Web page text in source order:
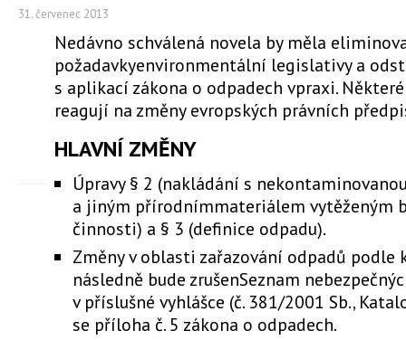
31. červenec 2013
Nedávno schválená novela by měla
požadavkyenvironmentální legislativy a
s aplikací zákona o odpadech vpraxi.
reagují na změny evropských právních
HLAVNÍ ZMĚNY
Úpravy § 2 (nakládání s
a jiným přírodnímmateriálem vytěženým
činnosti) a § 3 (definice odpadu).
Změny v oblasti zařazování odpadů podle
následně bude zrušenSeznam
v příslušné vyhlášce (č. 381/2001 Sb.,
se příloha č. 5 zákona o odpadech.